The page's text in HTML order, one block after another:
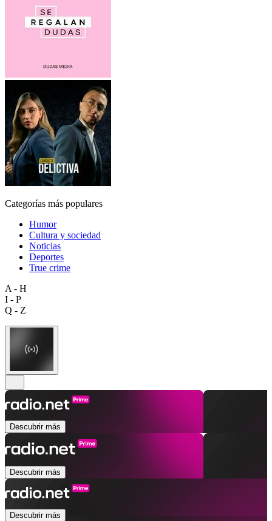
Categorías más populares
Humor
Cultura y sociedad
Noticias
Deportes
True crime
A - H
I - P
Q - Z
Descubrir más
Descubrir más
Descubrir más